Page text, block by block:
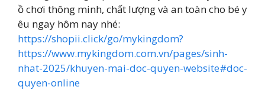
ồ chơi thông minh, chất lượng và an toàn cho bé y
êu ngay hôm nay nhé:
https://shopii.click/go/mykingdom?
https://www.mykingdom.com.vn/pages/sinh-
nhat-2025/khuyen-mai-doc-quyen-website#doc-
quyen-online